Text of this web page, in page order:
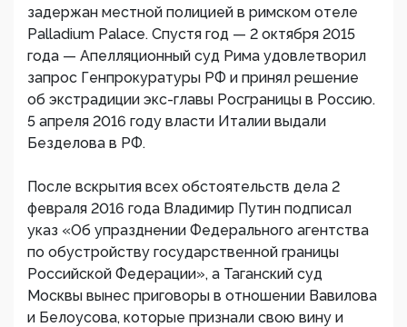
задержан местной полицией в римском отеле
Palladium Palace. Спустя год — 2 октября 2015
года — Апелляционный суд Рима удовлетворил
запрос Генпрокуратуры РФ и принял решение
об экстрадиции экс-главы Росграницы в Россию.
5 апреля 2016 году власти Италии выдали
Безделова в РФ.
После вскрытия всех обстоятельств дела 2
февраля 2016 года Владимир Путин подписал
указ «Об упразднении Федерального агентства
по обустройству государственной границы
Российской Федерации», а Таганский суд
Москвы вынес приговоры в отношении Вавилова
и Белоусова, которые признали свою вину и